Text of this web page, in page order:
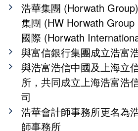
浩華集團 (Horwath
集團 (HW Horwath
國際 (Horwath
與富信銀行集團成立浩富
與浩富浩信中國及上海立
所，共同成立上海浩富浩
司
浩華會計師事務所更名為
師事務所